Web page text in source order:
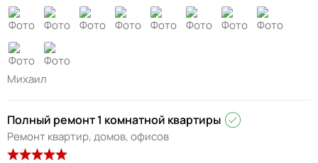
Михаил
Полный ремонт 1 комнатной квартиры
Ремонт квартир, домов, офисов